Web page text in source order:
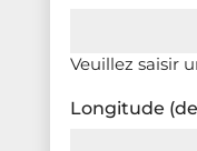
Veuillez saisir
Longitude